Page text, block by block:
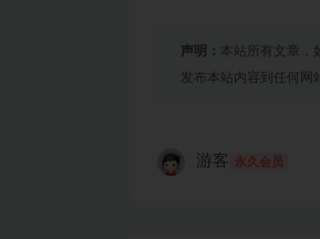
声明： 本站所有文章，
发布本站内容到任何网
游客 永久会员